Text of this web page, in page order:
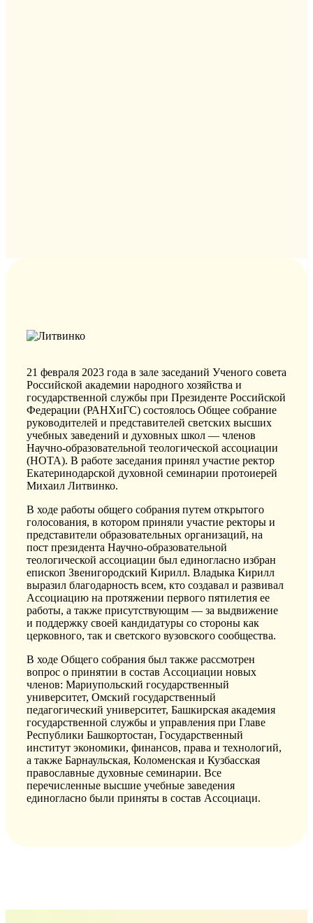
21 февраля 2023 года в зале заседаний Ученого совета
Российской академии народного хозяйства и
государственной службы при Президенте Российской
Федерации (РАНХиГС) состоялось Общее собрание
руководителей и представителей светских высших
учебных заведений и духовных школ — членов
Научно-образовательной теологической ассоциации
(НОТА). В работе заседания принял участие ректор
Екатеринодарской духовной семинарии протоиерей
Михаил Литвинко.
В ходе работы общего собрания путем открытого
голосования, в котором приняли участие ректоры и
представители образовательных организаций, на
пост президента Научно-образовательной
теологической ассоциации был единогласно избран
епископ Звенигородский Кирилл. Владыка Кирилл
выразил благодарность всем, кто создавал и развивал
Ассоциацию на протяжении первого пятилетия ее
работы, а также присутствующим — за выдвижение
и поддержку своей кандидатуры со стороны как
церковного, так и светского вузовского сообщества.
В ходе Общего собрания был также рассмотрен
вопрос о принятии в состав Ассоциации новых
членов: Мариупольский государственный
университет, Омский государственный
педагогический университет, Башкирская академия
государственной службы и управления при Главе
Республики Башкортостан, Государственный
институт экономики, финансов, права и технологий,
а также Барнаульская, Коломенская и Кузбасская
православные духовные семинарии. Все
перечисленные высшие учебные заведения
единогласно были приняты в состав Ассоциаци.